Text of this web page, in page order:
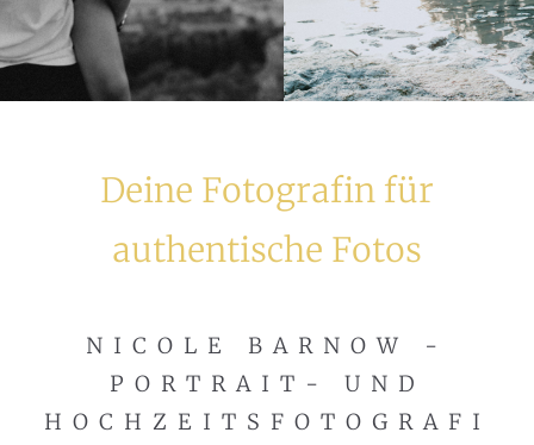
Deine Fotografin für
authentische Fotos
NICOLE BARNOW -
PORTRAIT- UND
HOCHZEITSFOTOGRAFI